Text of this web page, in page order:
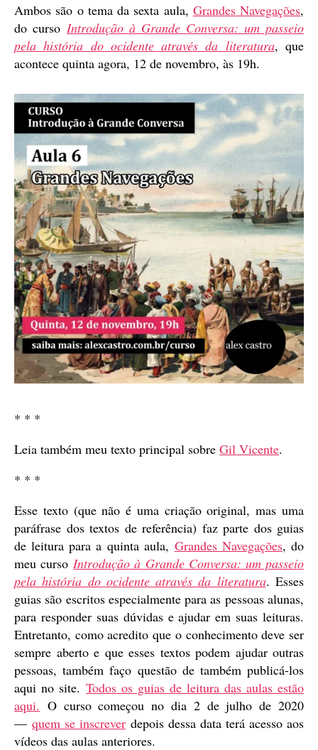
Ambos são o tema da sexta aula, Grandes Navegações,
do curso Introdução à Grande Conversa: um passeio
pela história do ocidente através da literatura, que
acontece quinta agora, 12 de novembro, às 19h.
* * *
Leia também meu texto principal sobre Gil Vicente.
* * *
Esse texto (que não é uma criação original, mas uma
paráfrase dos textos de referência) faz parte dos guias
de leitura para a quinta aula, Grandes Navegações, do
meu cursoIntrodução à Grande Conversa: um passeio
pela história do ocidente através da literatura. Esses
guias são escritos especialmente para as pessoas alunas,
para responder suas dúvidas e ajudar em suas leituras.
Entretanto, como acredito que o conhecimento deve ser
sempre aberto e que esses textos podem ajudar outras
pessoas, também faço questão de também publicá-los
aqui no site. Todos os guias de leitura das aulas estão
aqui. O curso começou no dia 2 de julho de 2020
— quem se inscrever depois dessa data terá acesso aos
vídeos das aulas anteriores.